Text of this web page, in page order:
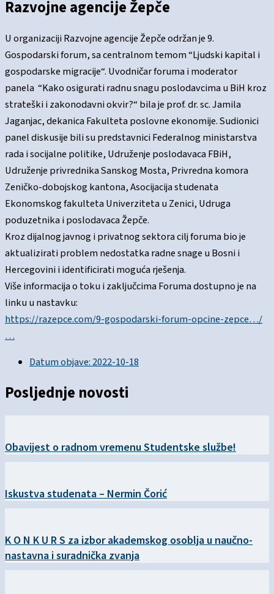
Razvojne agencije Žepče
U organizaciji Razvojne agencije Žepče održan je 9.
Gospodarski forum, sa centralnom temom “Ljudski kapital i
gospodarske migracije“. Uvodničar foruma i moderator
panela “Kako osigurati radnu snagu poslodavcima u BiH kroz
strateški i zakonodavni okvir?“ bila je prof. dr. sc. Jamila
Jaganjac, dekanica Fakulteta poslovne ekonomije. Sudionici
panel diskusije bili su predstavnici Federalnog ministarstva
rada i socijalne politike, Udruženje poslodavaca FBiH,
Udruženje privrednika Sanskog Mosta, Privredna komora
Zeničko-dobojskog kantona, Asocijacija studenata
Ekonomskog fakulteta Univerziteta u Zenici, Udruga
poduzetnika i poslodavaca Žepče.
Kroz dijalnog javnog i privatnog sektora cilj foruma bio je
aktualizirati problem nedostatka radne snage u Bosni i
Hercegovini i identificirati moguća rješenja.
Više informacija o toku i zaključcima Foruma dostupno je na
linku u nastavku:
https://razepce.com/9-gospodarski-forum-opcine-zepce…/
…
Datum objave:2022-10-18
Posljednje novosti
Obavijest o radnom vremenu Studentske službe!
Iskustva studenata – Nermin Čorić
K O N K U R S za izbor akademskog osoblja u naučno-
nastavna i suradnička zvanja